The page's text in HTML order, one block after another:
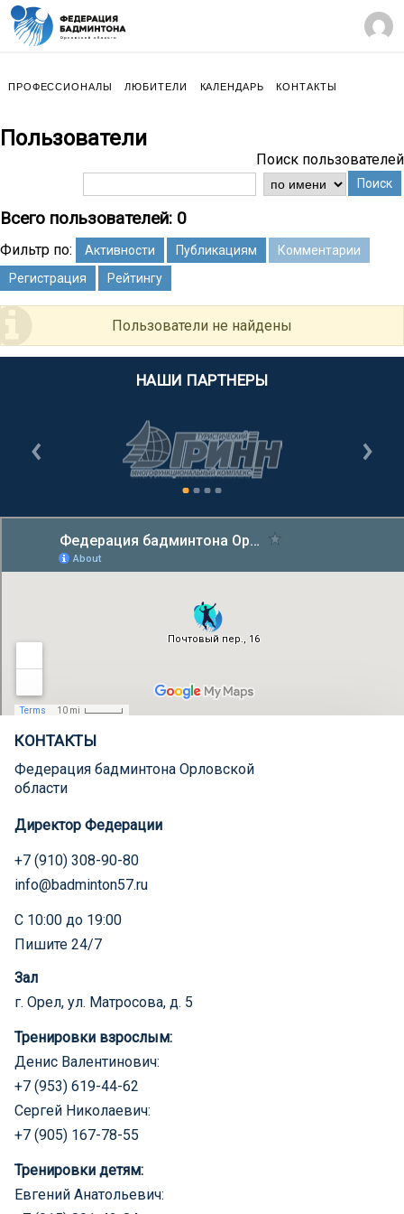
ПРОФЕССИОНАЛЫ ЛЮБИТЕЛИ КАЛЕНДАРЬ КОНТАКТЫ
Пользователи
Поиск пользователей
Поиск
Всего пользователей: 0
Фильтр по: Активности Публикациям
Комментарии
Регистрация
Рейтингу
Пользователи не найдены
НАШИ ПАРТНЕРЫ
КОНТАКТЫ
Федерация бадминтона Орловской
области
Директор Федерации
+7 (910) 308-90-80
info@badminton57.ru
С 10:00 до 19:00
Пишите 24/7
Зал
г. Орел, ул. Матросова, д. 5
Тренировки взрослым:
Денис Валентинович:
+7 (953) 619-44-62
Сергей Николаевич:
+7 (905) 167-78-55
Тренировки детям:
Евгений Анатольевич: